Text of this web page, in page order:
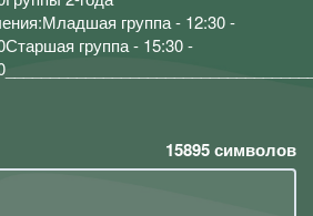
группа - 12:30 -
группа - 15:30 -
15895символов